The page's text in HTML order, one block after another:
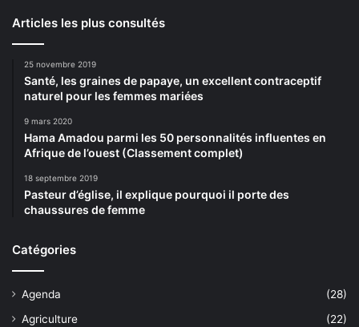
Articles les plus consultés
25 novembre 2019
Santé, les graines de papaye, un excellent contraceptif
naturel pour les femmes mariées
9 mars 2020
Hama Amadou parmi les 50 personnalités influentes en
Afrique de l’ouest (Classement complet)
18 septembre 2019
Pasteur d’église, il explique pourquoi il porte des
chaussures de femme
Catégories
Agenda
(28)
Agriculture
(22)